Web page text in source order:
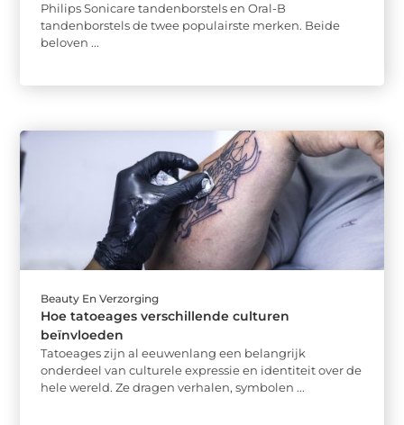
Philips Sonicare tandenborstels en Oral-B
tandenborstels de twee populairste merken. Beide
beloven ...
Beauty En Verzorging
Hoe tatoeages verschillende culturen
beïnvloeden
Tatoeages zijn al eeuwenlang een belangrijk
onderdeel van culturele expressie en identiteit over de
hele wereld. Ze dragen verhalen, symbolen ...